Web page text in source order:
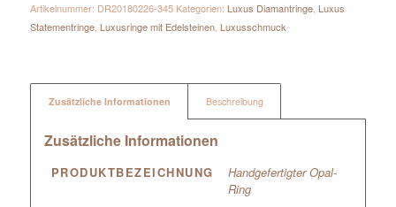
Artikelnummer: DR20180226-345 Kategorien: Luxus Diamantringe, Luxus
Statementringe, Luxusringe mit Edelsteinen, Luxusschmuck
Zusätzliche Informationen Beschreibung
Zusätzliche Informationen
PRODUKTBEZEICHNUNG
Handgefertigter Opal-
Ring